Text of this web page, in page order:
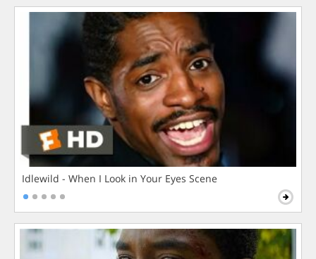
Idlewild - When I Look in Your Eyes Scene